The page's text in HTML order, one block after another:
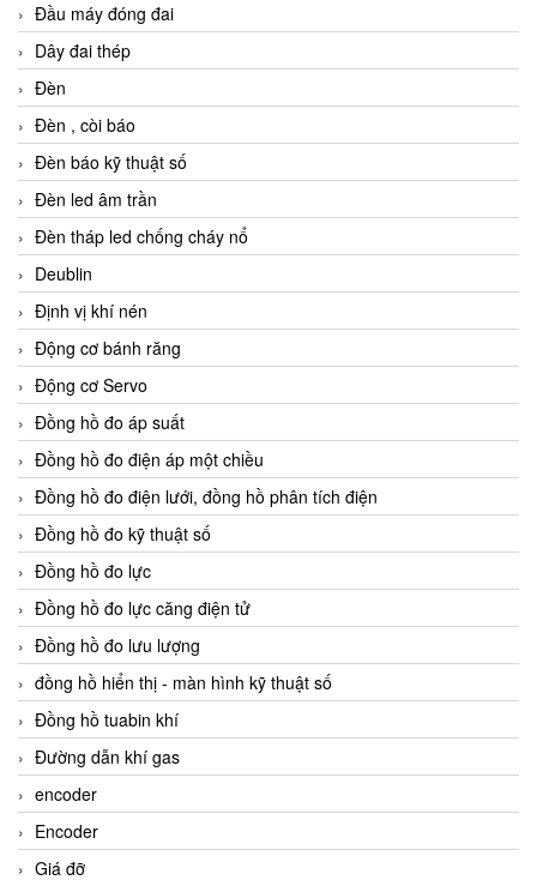
Đầu máy đóng đai
Dây đai thép
Đèn
Đèn , còi báo
Đèn báo kỹ thuật số
Đèn led âm trần
Đèn tháp led chống cháy nổ
Deublin
Định vị khí nén
Động cơ bánh răng
Động cơ Servo
Đồng hồ đo áp suất
Đồng hồ đo điện áp một chiều
Đồng hồ đo điện lưới, đồng hồ phân tích điện
Đồng hồ đo kỹ thuật số
Đồng hồ đo lực
Đồng hồ đo lực căng điện tử
Đồng hồ đo lưu lượng
đồng hồ hiển thị - màn hình kỹ thuật số
Đồng hồ tuabin khí
Đường dẫn khí gas
encoder
Encoder
Giá đỡ